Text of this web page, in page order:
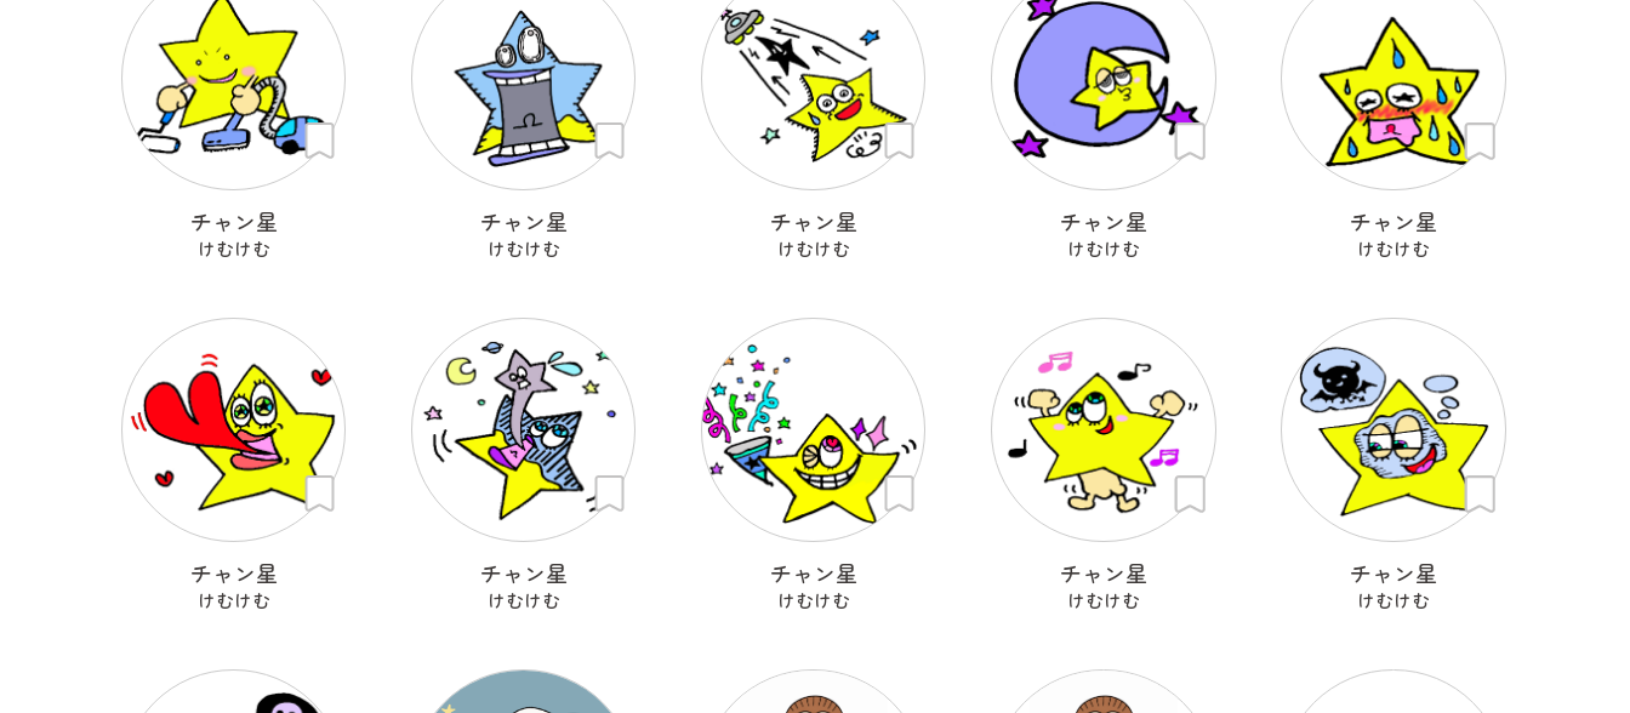
チャン星
けむけむ
チャン星
けむけむ
チャン星
けむけむ
チャン星
けむけむ
チャン星
けむけむ
チャン星
けむけむ
チャン星
けむけむ
チャン星
けむけむ
チャン星
けむけむ
チャン星
けむけむ